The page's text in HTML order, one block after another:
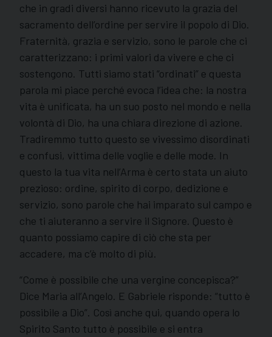
che in gradi diversi hanno ricevuto la grazia del
sacramento dell’ordine per servire il popolo di Dio.
Fraternità, grazia e servizio, sono le parole che ci
caratterizzano: i primi valori da vivere e che ci
sostengono. Tutti siamo stati “ordinati” e questa
parola mi piace perché evoca l’idea che: la nostra
vita è unificata, ha un suo posto nel mondo e nella
volontà di Dio, ha una chiara direzione di azione.
Tradiremmo tutto questo se vivessimo disordinati
e confusi, vittima delle voglie e delle mode. In
questo la tua vita nell’Arma è certo stata un aiuto
prezioso: ordine, spirito di corpo, dedizione e
servizio, sono parole che hai imparato sul campo e
che ti aiuteranno a servire il Signore. Questo è
quanto possiamo capire di ciò che sta per
accadere, ma c’è molto di più.
“Come è possibile che una vergine concepisca?”
Dice Maria all’Angelo. E Gabriele risponde: “tutto è
possibile a Dio”. Così anche qui, quando opera lo
Spirito Santo tutto è possibile e si entra